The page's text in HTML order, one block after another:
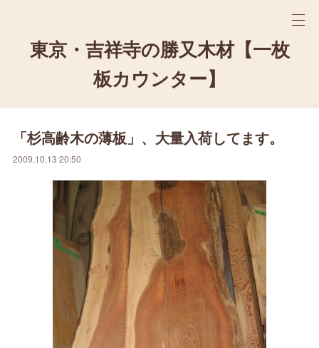
東京・吉祥寺の勝又木材【一枚
板カウンター】
「杉高齢木の薄板」、大量入荷してます。
2009.10.13 20:50